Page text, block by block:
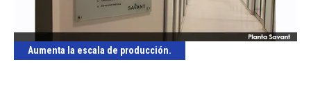
Aumenta la escala de producción.